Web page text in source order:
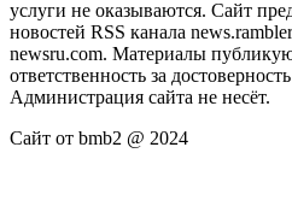
услуги не оказываются. Сайт
новостей RSS канала
newsru.com. Материалы
ответственность за
Администрация сайта не несёт.
Сайт от bmb2 @ 2024